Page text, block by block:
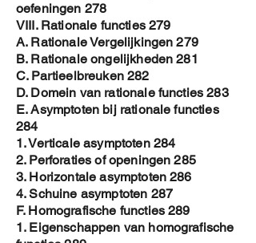
oefeningen 278
VIII. Rationale functies 279
A. Rationale Vergelijkingen 279
B. Rationale ongelijkheden 281
C. Partieelbreuken 282
D. Domein van rationale functies 283
E. Asymptoten bij rationale functies
284
1. Verticale asymptoten 284
2. Perforaties of openingen 285
3. Horizontale asymptoten 286
4. Schuine asymptoten 287
F. Homografische functies 289
1. Eigenschappen van homografische